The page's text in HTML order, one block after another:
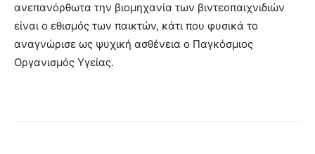
ανεπανόρθωτα την βιομηχανία των βιντεοπαιχνιδιών
είναι ο εθισμός των παικτών, κάτι που φυσικά το
αναγνώρισε ως ψυχική ασθένεια ο Παγκόσμιος
Οργανισμός Υγείας.